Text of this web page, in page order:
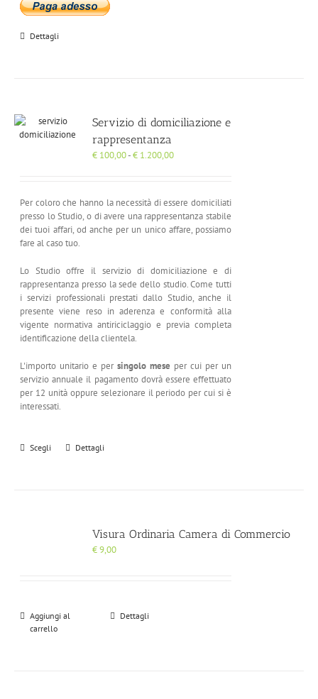
Dettagli
Servizio di domiciliazione e
rappresentanza
€ 100,00-€ 1.200,00Fascia
€ 100,00
a
€ 1.200,00
Per coloro che hanno la necessità di essere domiciliati
presso lo Studio, o di avere una rappresentanza stabile
dei tuoi affari, od anche per un unico affare, possiamo
fare al caso tuo.
Lo Studio offre il servizio di domiciliazione e di
rappresentanza presso la sede dello studio. Come tutti
i servizi professionali prestati dallo Studio, anche il
presente viene reso in aderenza e conformità alla
vigente normativa antiriciclaggio e previa completa
identificazione della clientela.
L'importo unitario e persingolo mese per cui per un
servizio annuale il pagamento dovrà essere effettuato
per 12 unità oppure selezionare il periodo per cui si è
interessati.
Scegli Dettagli
Visura Ordinaria Camera di Commercio
€9,00
Aggiungi al
carrello
Dettagli